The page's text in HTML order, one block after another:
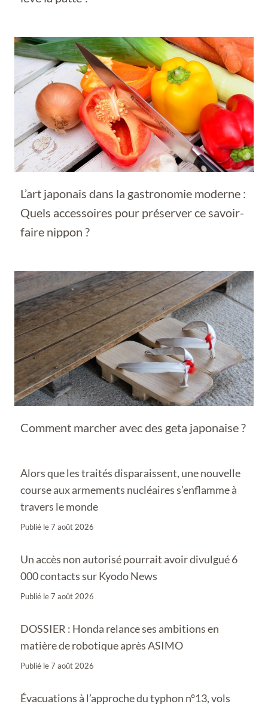
L’art japonais dans la gastronomie moderne :
Quels accessoires pour préserver ce savoir-
faire nippon ?
Comment marcher avec des geta japonaise ?
Alors que les traités disparaissent, une nouvelle
course aux armements nucléaires s’enflamme à
travers le monde
Publié le7 août 2026
Un accès non autorisé pourrait avoir divulgué 6
000 contacts sur Kyodo News
Publié le7 août 2026
DOSSIER : Honda relance ses ambitions en
matière de robotique après ASIMO
Publié le7 août 2026
Évacuations à l’approche du typhon n°13, vols